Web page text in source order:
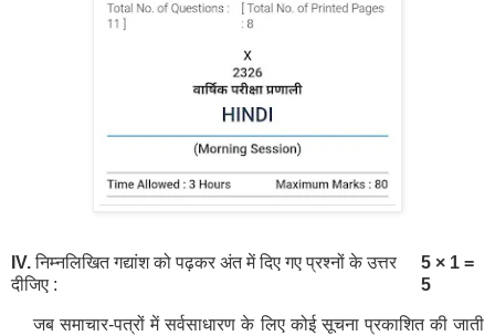
IV.निम्नलिखित गद्यांश को पढ़कर अंत में दिए गए प्रश्नों के उत्तर
दीजिए :
5 × 1 =
5
जब समाचार-पत्रों में सर्वसाधारण के लिए कोई सूचना प्रकाशित की जाती